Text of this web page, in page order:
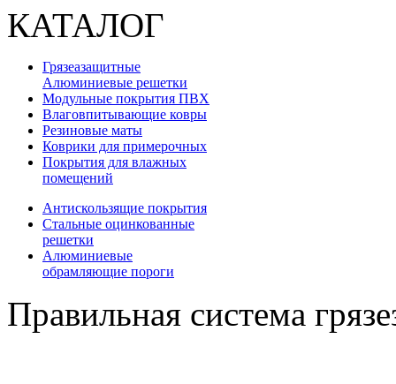
КАТАЛОГ
Грязеазащитные
Алюминиевые решетки
Модульные покрытия ПВХ
Влаговпитывающие ковры
Резиновые маты
Коврики для примерочных
Покрытия для влажных
помещений
Антискользящие покрытия
Стальные оцинкованные
решетки
Алюминиевые
обрамляющие пороги
Правильная система